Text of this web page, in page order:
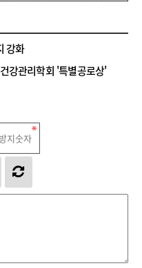
강화
강관리학회 '특별공로상'